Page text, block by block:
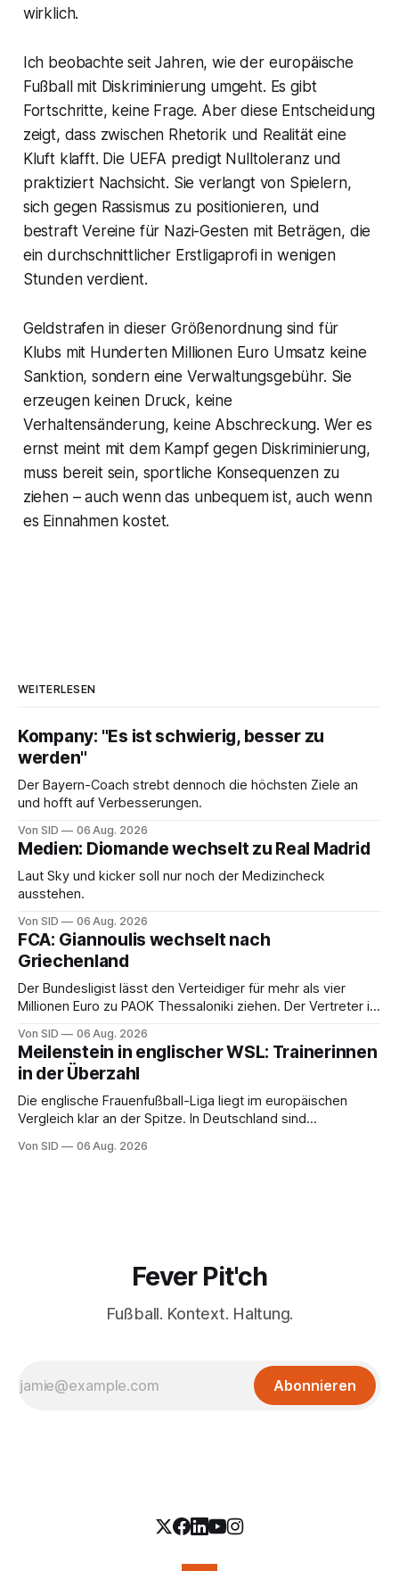
wirklich.
Ich beobachte seit Jahren, wie der europäische
Fußball mit Diskriminierung umgeht. Es gibt
Fortschritte, keine Frage. Aber diese Entscheidung
zeigt, dass zwischen Rhetorik und Realität eine
Kluft klafft. Die UEFA predigt Nulltoleranz und
praktiziert Nachsicht. Sie verlangt von Spielern,
sich gegen Rassismus zu positionieren, und
bestraft Vereine für Nazi-Gesten mit Beträgen, die
ein durchschnittlicher Erstligaprofi in wenigen
Stunden verdient.
Geldstrafen in dieser Größenordnung sind für
Klubs mit Hunderten Millionen Euro Umsatz keine
Sanktion, sondern eine Verwaltungsgebühr. Sie
erzeugen keinen Druck, keine
Verhaltensänderung, keine Abschreckung. Wer es
ernst meint mit dem Kampf gegen Diskriminierung,
muss bereit sein, sportliche Konsequenzen zu
ziehen – auch wenn das unbequem ist, auch wenn
es Einnahmen kostet.
WEITERLESEN
Kompany: "Es ist schwierig, besser zu
werden"
Der Bayern-Coach strebt dennoch die höchsten Ziele an
und hofft auf Verbesserungen.
Von SID 06 Aug. 2026
Medien: Diomande wechselt zu Real Madrid
Laut Sky und kicker soll nur noch der Medizincheck
ausstehen.
Von SID 06 Aug. 2026
FCA: Giannoulis wechselt nach
Griechenland
Der Bundesligist lässt den Verteidiger für mehr als vier
Millionen Euro zu PAOK Thessaloniki ziehen. Der Vertreter ist
Von SID 06 Aug. 2026
Meilenstein in englischer WSL: Trainerinnen
in der Überzahl
Die englische Frauenfußball-Liga liegt im europäischen
Vergleich klar an der Spitze. In Deutschland sind
Von SID 06 Aug. 2026
Fever Pit'ch
Fußball. Kontext. Haltung.
Abonnieren